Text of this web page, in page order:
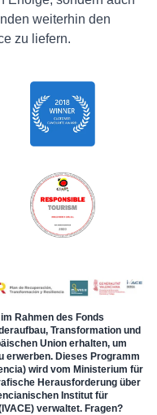
weiterhin den
zu liefern.
Rahmen des Fonds
Transformation und
Union erhalten, um
erwerben. Dieses Programm
wird vom Ministerium für
Herausforderung über
Institut für
verwaltet. Fragen?